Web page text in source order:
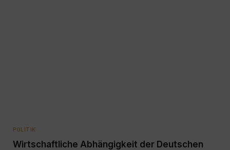
POLITIK
Wirtschaftliche Abhängigkeit der Deutschen